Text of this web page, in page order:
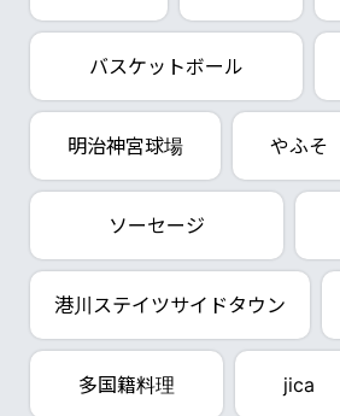
バスケットボール
明治神宮球場 やふそ
ソーセージ
港川ステイツサイドタウン
多国籍料理 jica